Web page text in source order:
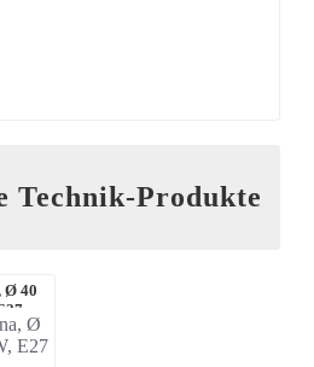
Technik-Produkte
Ø 40